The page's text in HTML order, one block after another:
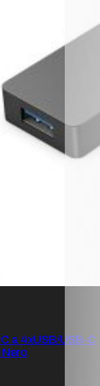
a 4xUSB/USB-C
Nero